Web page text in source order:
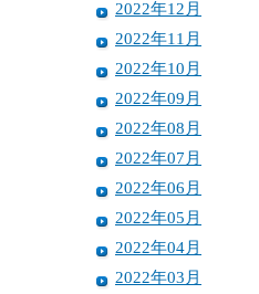
2022年12月
2022年11月
2022年10月
2022年09月
2022年08月
2022年07月
2022年06月
2022年05月
2022年04月
2022年03月